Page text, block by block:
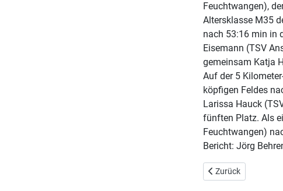
Feuchtwangen),
Altersklasse M35
nach 53:16 min in
Eisemann (TSV
gemeinsam Katja
Auf der 5
köpfigen Feldes
Larissa Hauck
fünften Platz. Als
Feuchtwangen)
Bericht: Jörg
Vorheriger Beitrag:
Zurück